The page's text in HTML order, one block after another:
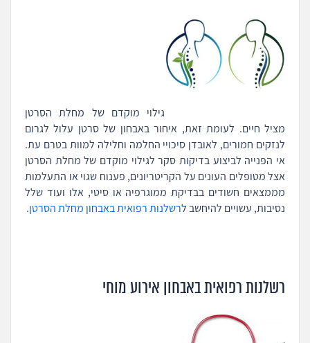
גילוי מוקדם של מחלת הסרטן
מציל חיים. לעומת זאת, איחור באבחון של סרטן עלול לגרום
לנזקים חמורים, לאובדן סיכויי החלמה וחלילה למוות בטרם עת.
אי הפנייה לביצוע בדיקות סקר לגילוי מוקדם של מחלת הסרטן
אצל מטופלים העונים על הקריטריונים, פענוח שגוי או התעלמות
מממצאים חשודים בבדיקת ממוגרפיה או סיטי, אלו ועוד שלל
נסיבות, עשויים להיחשב לרשלנות רפואית באבחון מחלת הסרטן.
רשלנות רפואית באבחון אירוע מוחי